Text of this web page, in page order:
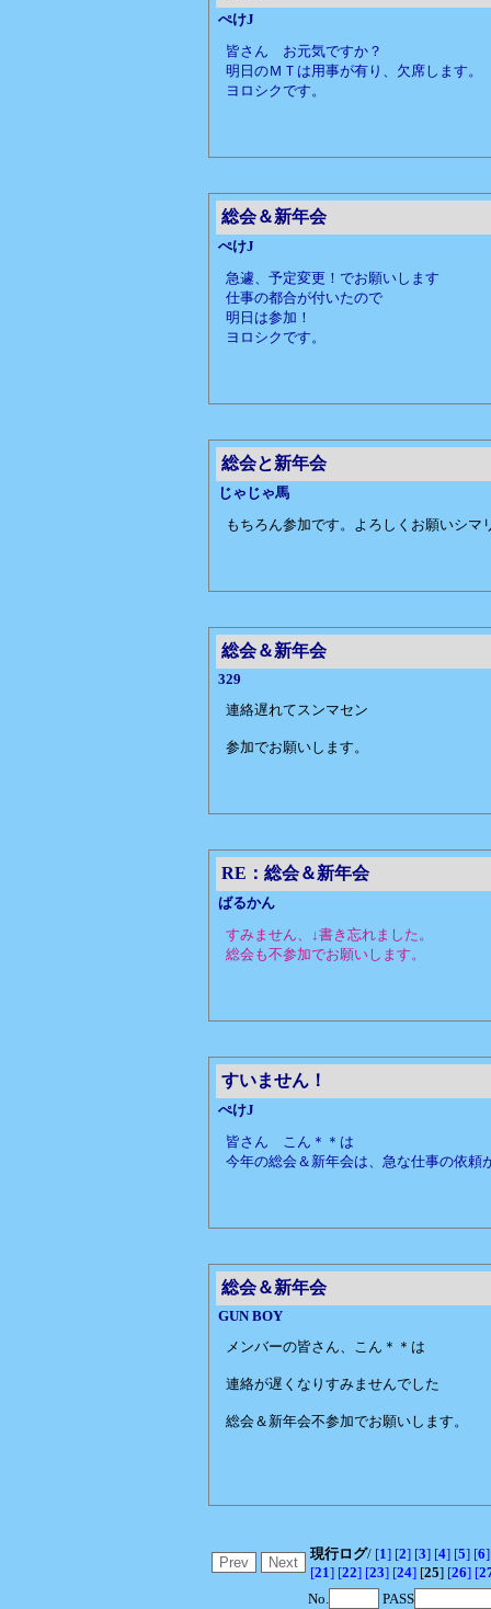
ぺけJ
皆さん お元気ですか？
明日のＭＴは用事が有り、欠席します。
ヨロシクです。
総会＆新年会
ぺけJ
急遽、予定変更！でお願いします
仕事の都合が付いたので
明日は参加！
ヨロシクです。
総会と新年会
じゃじゃ馬
もちろん参加です。よろしくお願いシマ
総会＆新年会
329
連絡遅れてスンマセン
参加でお願いします。
RE：総会＆新年会
ばるかん
すみません、↓書き忘れました。
総会も不参加でお願いします。
すいません！
ぺけJ
皆さん こん＊＊は
今年の総会＆新年会は、急な仕事の依頼
総会＆新年会
GUN BOY
メンバーの皆さん、こん＊＊は
連絡が遅くなりすみませんでした
総会＆新年会不参加でお願いします。
現行ログ/ [1] [2] [3] [4] [5] [6]
[21] [22] [23] [24] [25] [26] [
No.
PASS